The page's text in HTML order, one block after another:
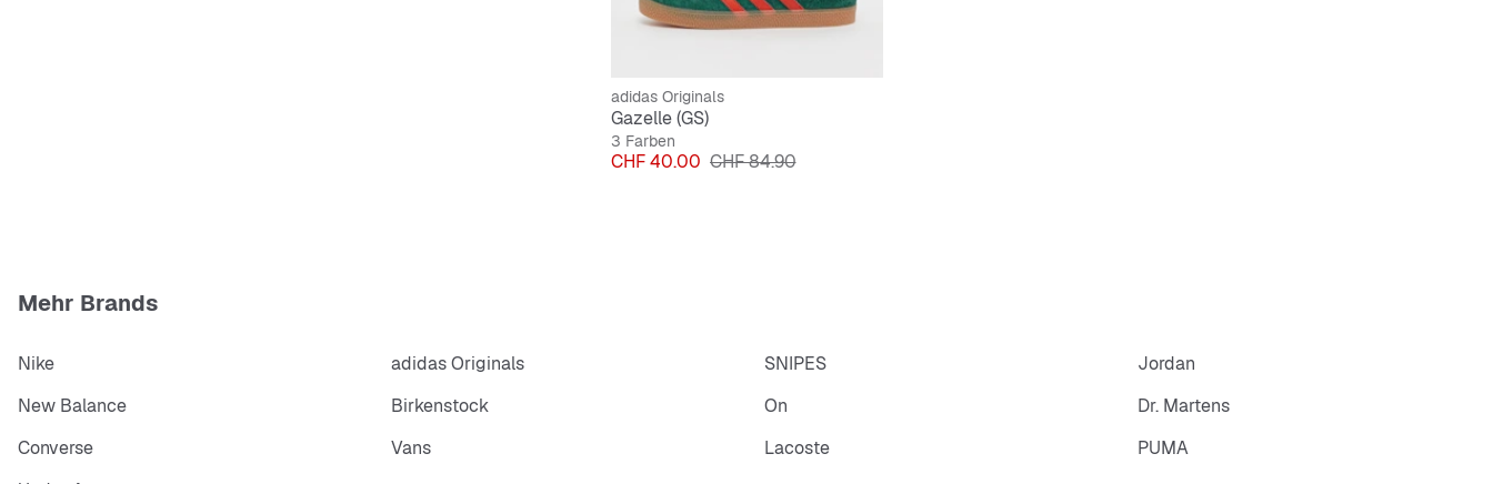
adidas Originals
Gazelle (GS)
3 Farben
Preis
CHF 40.00 Originalpreis
CHF 84.90
Mehr Brands
Nike adidas Originals SNIPES
Jordan
New Balance
Birkenstock On
Dr. Martens
Converse
Vans Lacoste
PUMA